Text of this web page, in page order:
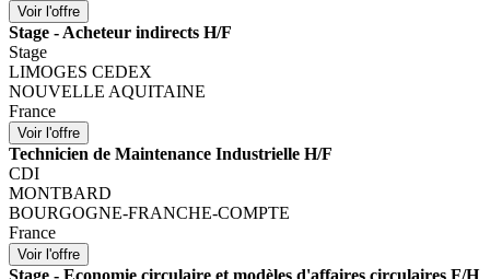
Stage - Acheteur indirects H/F
Stage
LIMOGES CEDEX
NOUVELLE AQUITAINE
France
Technicien de Maintenance Industrielle H/F
CDI
MONTBARD
BOURGOGNE-FRANCHE-COMPTE
France
Stage - Economie circulaire et modèles d'affaires circulaires F/H